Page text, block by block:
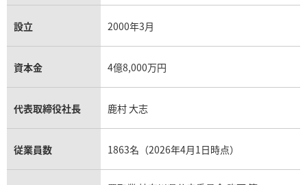
設立 2000年3月
資本金 4億8,000万円
代表取締役社長 鹿村 大志
従業員数 1863名（2026年4月1日時点）